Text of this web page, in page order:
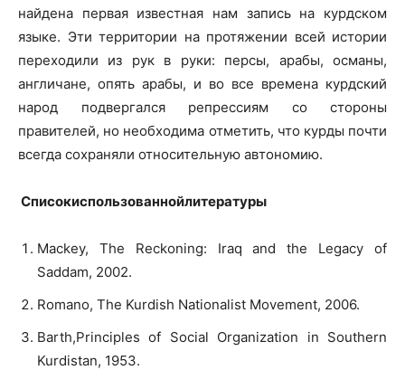
найдена первая известная нам запись на курдском
языке. Эти территории на протяжении всей истории
переходили из рук в руки: персы, арабы, османы,
англичане, опять арабы, и во все времена курдский
народ подвергался репрессиям со стороны
правителей, но необходима отметить, что курды почти
всегда сохраняли относительную автономию.
Списокиспользованнойлитературы
Mackey, The Reckoning: Iraq and the Legacy of
Saddam, 2002.
Romano, The Kurdish Nationalist Movement, 2006.
Barth,Principles of Social Organization in Southern
Kurdistan, 1953.